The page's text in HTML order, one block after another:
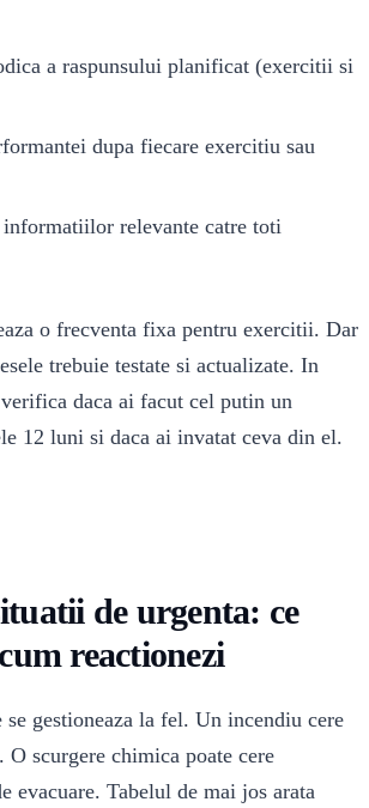
a raspunsului planificat (exercitii si
dupa fiecare exercitiu sau
informatiilor relevante catre toti
o frecventa fixa pentru exercitii. Dar
trebuie testate si actualizate. In
daca ai facut cel putin un
12 luni si daca ai invatat ceva din el.
de urgenta: ce
reactionezi
se gestioneaza la fel. Un incendiu cere
O scurgere chimica poate cere
evacuare. Tabelul de mai jos arata